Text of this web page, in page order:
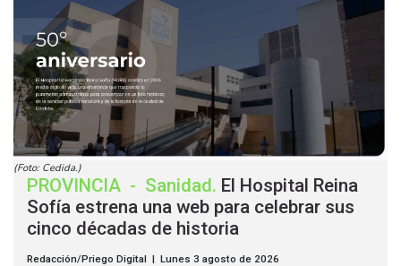
(Foto: Cedida.)
PROVINCIA - Sanidad. El Hospital Reina
Sofía estrena una web para celebrar sus
cinco décadas de historia
Redacción/Priego Digital | Lunes 3 agosto de 2026